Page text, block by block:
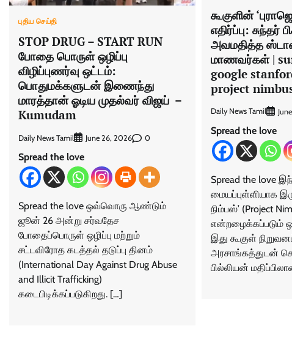
புதிய செய்தி
STOP DRUG – START RUN
போதை பொருள் ஒழிப்பு
விழிப்புணர்வு ஒட்டம்:
பொதுமக்களுடன் இணைந்து
மாரத்தான் ஓடிய முதல்வர் விஜய் –
Kumudam
Daily News Tamil June 26, 2026 0
Spread the love
Spread the love ஒவ்வொரு ஆண்டும்
ஜூன் 26 அன்று சர்வதேச
போதைப்பொருள் ஒழிப்பு மற்றும்
சட்டவிரோத கடத்தல் தடுப்பு தினம்
(International Day Against Drug Abuse
and Illicit Trafficking)
கடைபிடிக்கப்படுகிறது. […]
கூகுளின்
எதிர்ப்பு: சுந்தர்
அவமதித்த
மாணவர்கள் |
google
project
Daily News Tamil
Spread the love
Spread the love
மையப்புள்ளியாக
நிம்பஸ்’ (Project
என்றழைக்கப்படும்
இது கூகுள்
அரசாங்கத்துடன்
பில்லியன்